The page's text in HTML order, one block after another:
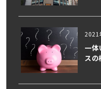
2021
一体
スの